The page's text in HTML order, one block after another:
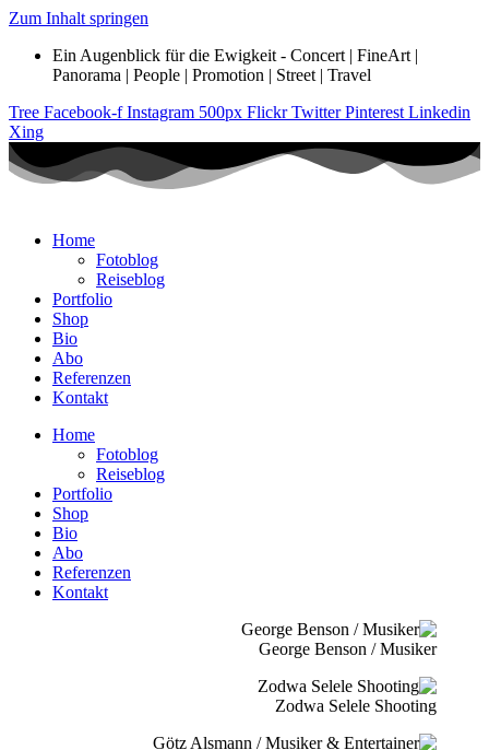
Zum Inhalt springen
Ein Augenblick für die Ewigkeit - Concert | FineArt |
Panorama | People | Promotion | Street | Travel
Tree Facebook-f Instagram 500px Flickr Twitter Pinterest Linkedin
Xing
Home
Fotoblog
Reiseblog
Portfolio
Shop
Bio
Abo
Referenzen
Kontakt
Home
Fotoblog
Reiseblog
Portfolio
Shop
Bio
Abo
Referenzen
Kontakt
George Benson / Musiker
Zodwa Selele Shooting